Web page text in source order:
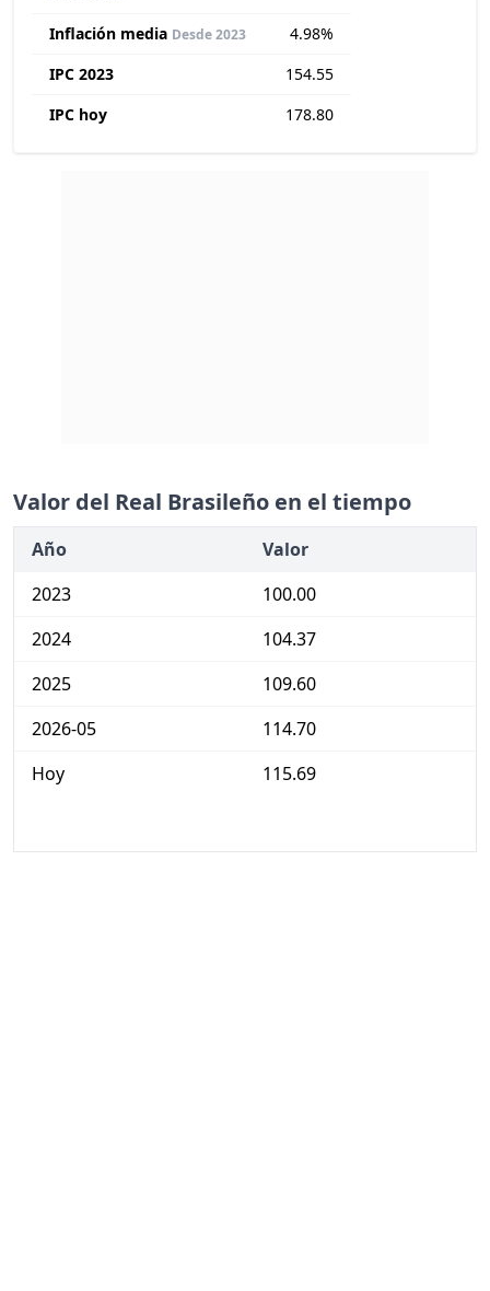
Inflación media Desde 2023
4.98%
IPC 2023
154.55
IPC hoy
178.80
Valor del Real Brasileño en el tiempo
Año
Valor
2023
100.00
2024
104.37
2025
109.60
2026-05
114.70
Hoy
115.69